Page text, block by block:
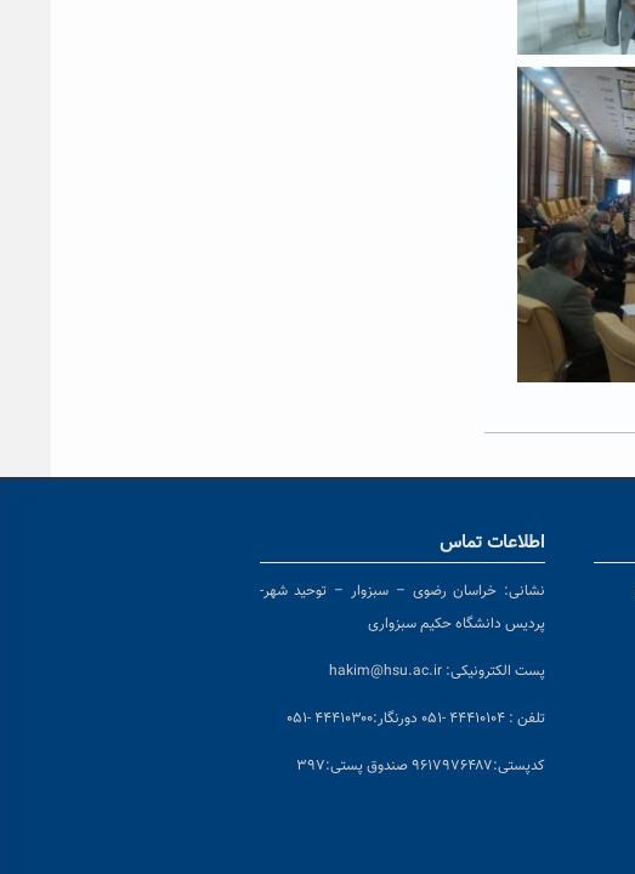
اطلاعات تماس
نشانی: خراسان رضوی – سبزوار – توحید شهر-
پردیس دانشگاه حکیم سبزواری
پست الکترونیکی: hakim@hsu.ac.ir
تلفن : ۴۴۴۱۰۱۰۴ -۰۵۱ دورنگار:۴۴۴۱۰۳۰۰ -۰۵۱
کدپستی:۹۶۱۷۹۷۶۴۸۷ صندوق پستی:۳۹۷